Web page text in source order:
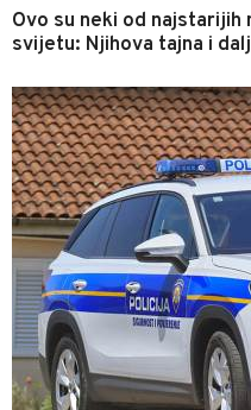
Ovo su neki od najstarijih
svijetu: Njihova tajna i